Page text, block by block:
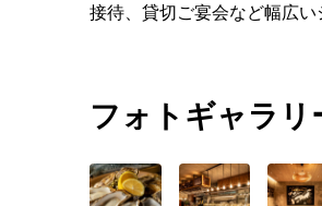
接待、貸切ご宴会など幅広い
フォトギャラリ